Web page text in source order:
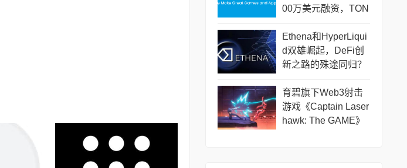
00万美元融资，TON
Ethena和HyperLiqui
d双雄崛起，DeFi创
新之路的殊途同归？
育碧旗下Web3射击
游戏《Captain Laser
hawk: The GAME》